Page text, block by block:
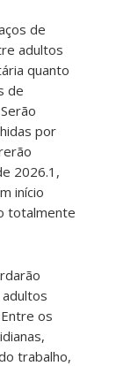
de
adultos
quanto
de
por
2026.1,
início
totalmente
os
trabalho,